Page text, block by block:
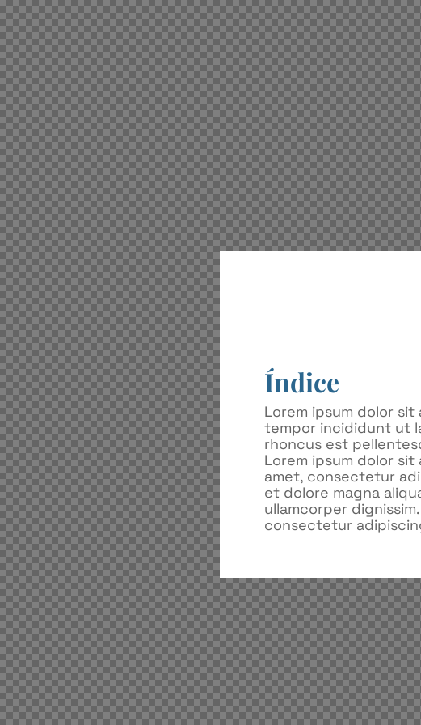
Índice
Lorem ipsum dolor
tempor incididunt ut
rhoncus est
Lorem ipsum dolor
amet, consectetur
et dolore magna
ullamcorper
consectetur